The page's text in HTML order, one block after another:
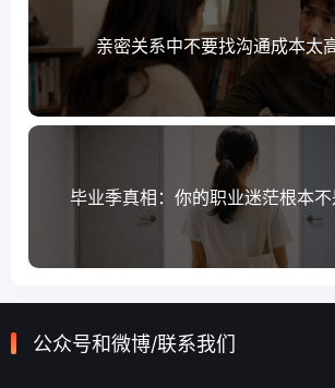
亲密关系中不要找沟通成本太
毕业季真相：你的职业迷茫根本
公众号和微博/联系我们